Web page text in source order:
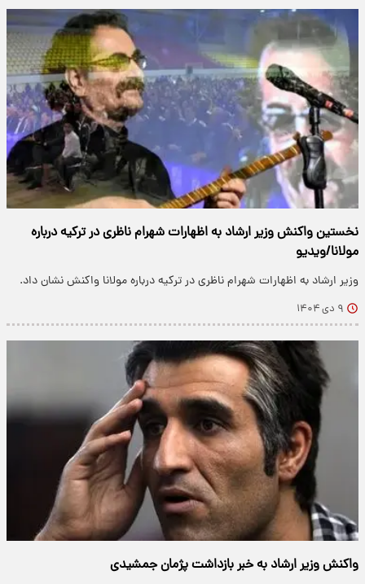
نخستین واکنش وزیر ارشاد به اظهارات شهرام ناظری در ترکیه درباره
مولانا/ویدیو
وزیر ارشاد به اظهارات شهرام ناظری در ترکیه درباره مولانا واکنش نشان داد.
۹ دی ۱۴۰۴
واکنش وزیر ارشاد به خبر بازداشت پژمان جمشیدی